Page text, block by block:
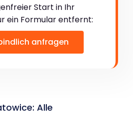
Start in Ihr
ein Formular entfernt:
anfragen
Alle